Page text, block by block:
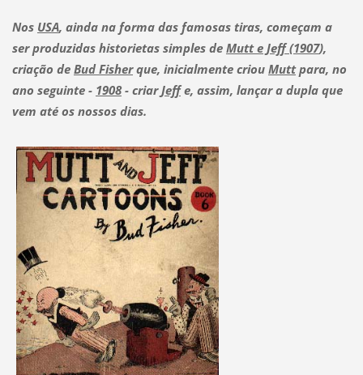
Nos USA, ainda na forma das famosas tiras, começam a
ser produzidas historietas simples de Mutt e Jeff (1907),
criação de Bud Fisherque, inicialmente criou Muttpara, no
ano seguinte - 1908- criarJeffe, assim, lançar a dupla que
vem até os nossos dias.